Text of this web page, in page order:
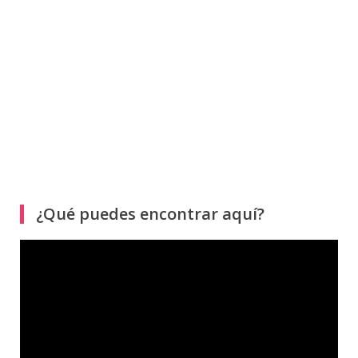
¿Qué puedes encontrar aquí?